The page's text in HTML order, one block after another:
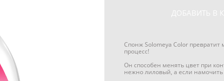
ДОБАВИТЬ В
Спонж Solomeya Color
процесс!
Он способен менять цвет при
нежно лиловый, а если